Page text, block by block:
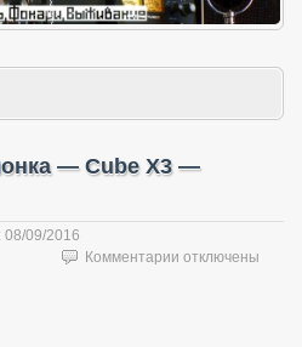
— Cube X3 —
08/09/2016
Комментарии котключены